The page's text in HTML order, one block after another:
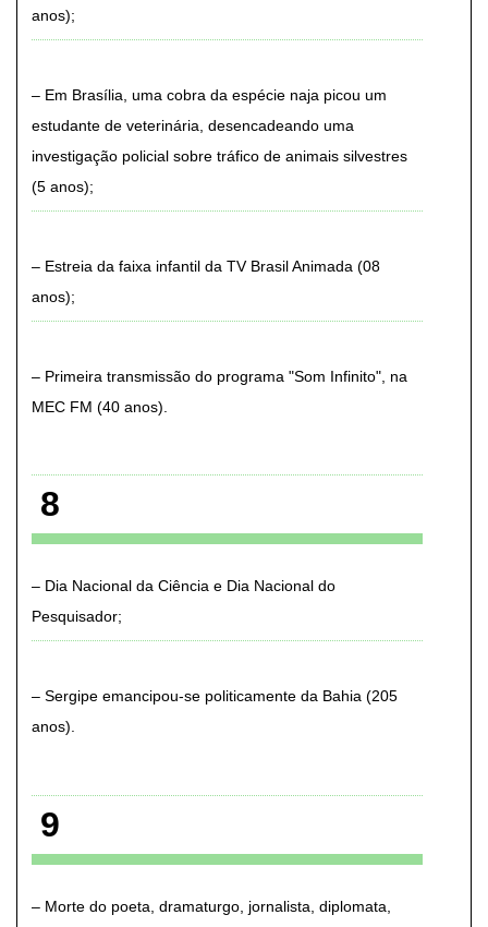
anos)
Em Brasília, uma cobra da espécie naja picou um
estudante de veterinária, desencadeando uma
investigação policial sobre tráfico de animais silvestres
(5 anos)
Estreia da faixa infantil da TV Brasil Animada (08
anos)
Primeira transmissão do programa "Som Infinito", na
MEC FM (40 anos)
8
Dia Nacional da Ciência e Dia Nacional do
Pesquisador
Sergipe emancipou-se politicamente da Bahia (205
anos)
9
Morte do poeta, dramaturgo, jornalista, diplomata,